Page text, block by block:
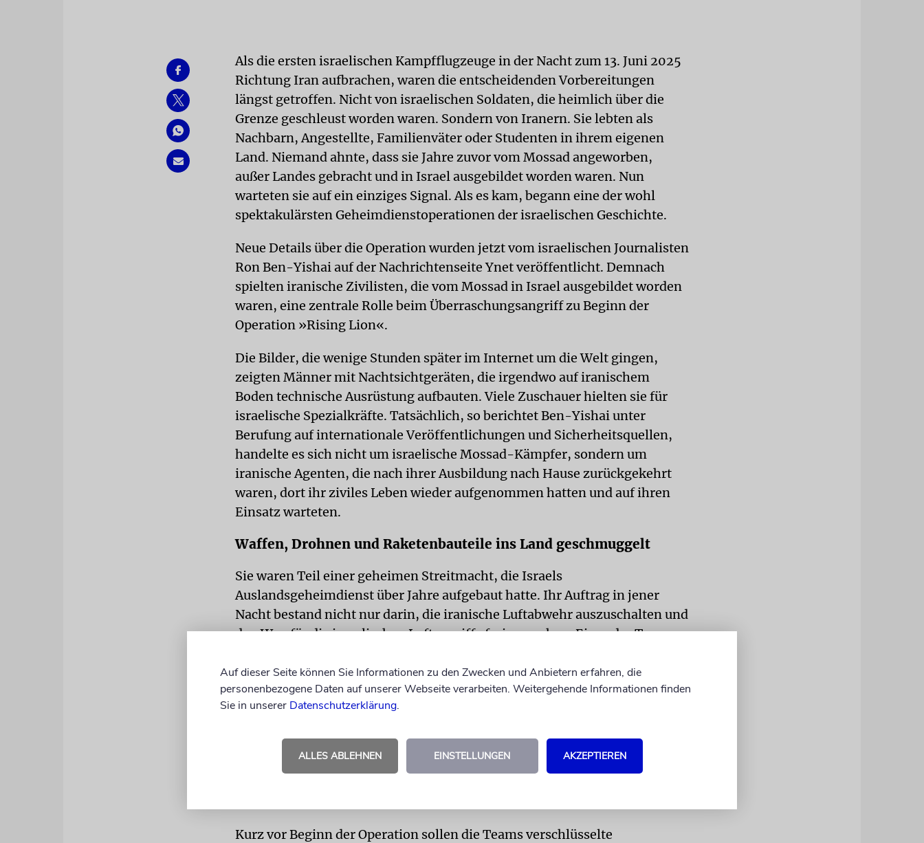
Als die ersten israelischen Kampfflugzeuge in der Nacht zum 13. Juni 2025
Richtung Iran aufbrachen, waren die entscheidenden Vorbereitungen
längst getroffen. Nicht von israelischen Soldaten, die heimlich über die
Grenze geschleust worden waren. Sondern von Iranern. Sie lebten als
Nachbarn, Angestellte, Familienväter oder Studenten in ihrem eigenen
Land. Niemand ahnte, dass sie Jahre zuvor vom Mossad angeworben,
außer Landes gebracht und in Israel ausgebildet worden waren. Nun
warteten sie auf ein einziges Signal. Als es kam, begann eine der wohl
spektakulärsten Geheimdienstoperationen der israelischen Geschichte.
Neue Details über die Operation wurden jetzt vom israelischen Journalisten
Ron Ben-Yishai auf der Nachrichtenseite Ynet veröffentlicht. Demnach
spielten iranische Zivilisten, die vom Mossad in Israel ausgebildet worden
waren, eine zentrale Rolle beim Überraschungsangriff zu Beginn der
Operation »Rising Lion«.
Die Bilder, die wenige Stunden später im Internet um die Welt gingen,
zeigten Männer mit Nachtsichtgeräten, die irgendwo auf iranischem
Boden technische Ausrüstung aufbauten. Viele Zuschauer hielten sie für
israelische Spezialkräfte. Tatsächlich, so berichtet Ben-Yishai unter
Berufung auf internationale Veröffentlichungen und Sicherheitsquellen,
handelte es sich nicht um israelische Mossad-Kämpfer, sondern um
iranische Agenten, die nach ihrer Ausbildung nach Hause zurückgekehrt
waren, dort ihr ziviles Leben wieder aufgenommen hatten und auf ihren
Einsatz warteten.
Waffen, Drohnen und Raketenbauteile ins Land geschmuggelt
Sie waren Teil einer geheimen Streitmacht, die Israels
Auslandsgeheimdienst über Jahre aufgebaut hatte. Ihr Auftrag in jener
Nacht bestand nicht nur darin, die iranische Luftabwehr auszuschalten und
den Weg für die israelischen Luftangriffe freizumachen. Eines der Teams
ein strategisch wichtiges Ziel in der Region Teheran abzufeuern.
Die Männer hatten sich offenbar lange auf diesen Moment vorbereitet.
Sprengköpfe und Raketenbauteile in den Iran. Die Komponenten waren in
alltäglichen Gegenständen versteckt, um keine Aufmerksamkeit zu
Kurz vor Beginn der Operation sollen die Teams verschlüsselte
Auf dieser Seite können Sie Informationen zu den Zwecken und Anbietern erfahren, die
personenbezogene Daten auf unserer Webseite verarbeiten. Weitergehende Informationen finden
Sie in unserer Datenschutzerklärung.
ALLES ABLEHNEN EINSTELLUNGEN AKZEPTIEREN